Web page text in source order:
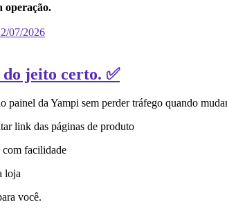
operação.
07/2026
jeito certo. ✅
painel da Yampi sem perder tráfego quando
link das páginas de produto
com facilidade
loja
você.